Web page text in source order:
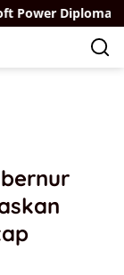
Diplomacy